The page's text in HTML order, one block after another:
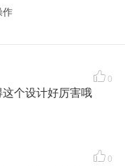
作
0
个设计好厉害哦
0